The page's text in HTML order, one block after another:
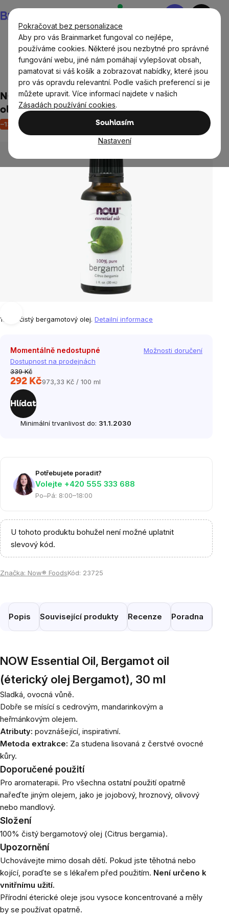
Pokračovat bez personalizace
Aby pro vás Brainmarket fungoval co nejlépe,
používáme cookies. Některé jsou nezbytné pro správné
fungování webu, jiné nám pomáhají vylepšovat obsah,
pamatovat si váš košík a zobrazovat nabídky, které jsou
pro vás opravdu relevantní. Podle vašich preferencí si je
můžete upravit. Více informací najdete v našich
Zásadách používání cookies.
Souhlasím
Nastavení
na
obsah
Nákupní
Domov Aromaterapie
Éterické a esenciální vonné
oleje
NOW Essential Oil, Bergamot oil (éterický
olej Bergamot), 30 ml
–13 %
hodnocení
je
0,0
hvězdiček.
Neohodnoceno
100% čistý bergamotový olej. Detailní informace
Momentálně nedostupné
Dostupnost na prodejnách
Možnosti doručení
339 Kč
292 KčMěrná
973,33 Kč / 100 ml
Hlídat
Minimální trvanlivost do: 31.1.2030
Potřebujete poradit?
Volejte ‭+420 555 333 688
Po–Pá: 8:00–18:00
U tohoto produktu bohužel není možné uplatnit
slevový kód.
Značka: Now® FoodsKód: 23725
Popis Související produkty Recenze Poradna
NOW Essential Oil, Bergamot oil
(éterický olej Bergamot), 30 ml
Sladká, ovocná vůně.
Dobře se mísící s cedrovým, mandarinkovým a
heřmánkovým olejem.
Atributy: povznášející, inspirativní.
Metoda extrakce: Za studena lisovaná z čerstvé ovocné
kůry.
Doporučené použití
Pro aromaterapii. Pro všechna ostatní použití opatrně
nařeďte jiným olejem, jako je jojobový, hroznový, olivový
nebo mandlový.
Složení
100% čistý bergamotový olej (Citrus bergamia).
Upozornění
Uchovávejte mimo dosah dětí. Pokud jste těhotná nebo
kojící, poraďte se s lékařem před použitím. Není určeno k
vnitřnímu užití.
Přírodní éterické oleje jsou vysoce koncentrované a měly
by se používat opatrně.